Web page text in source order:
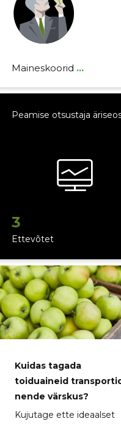
Maineskoorid ...
Peamise otsustaja
3
Ettevõtet
Kuidas tagada
toiduaineid
nende värskus?
Kujutage ette ideaalset